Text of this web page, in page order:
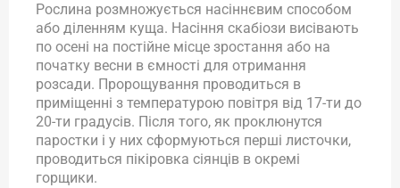
Рослина розмножується насіннєвим способом
або діленням куща. Насіння скабіози висівають
по осені на постійне місце зростання або на
початку весни в ємності для отримання
розсади. Пророщування проводиться в
приміщенні з температурою повітря від 17-ти до
20-ти градусів. Після того, як проклюнутся
паростки і у них сформуються перші листочки,
проводиться пікіровка сіянців в окремі
горщики.